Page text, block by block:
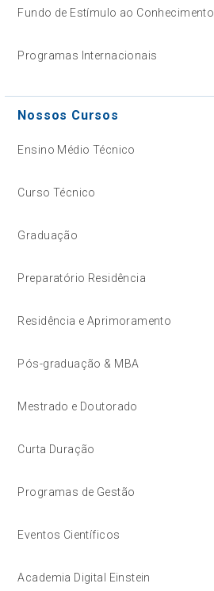
Fundo de Estímulo ao Conhecimento
Programas Internacionais
Nossos Cursos
Ensino Médio Técnico
Curso Técnico
Graduação
Preparatório Residência
Residência e Aprimoramento
Pós-graduação & MBA
Mestrado e Doutorado
Curta Duração
Programas de Gestão
Eventos Científicos
Academia Digital Einstein